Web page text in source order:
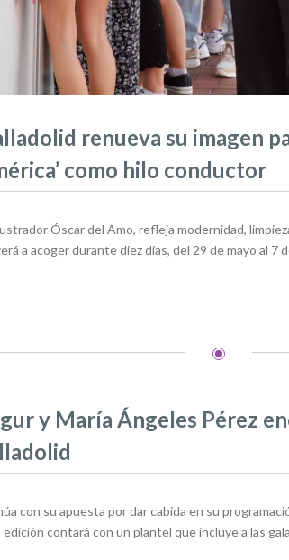
renueva su imagen
como hilo conductor
Óscar del Amo, refleja modernidad,
a acoger durante diez días, del 29 de mayo al 7
y María Ángeles Pérez
con su apuesta por dar cabida en su
edición contará con un plantel que incluye a las